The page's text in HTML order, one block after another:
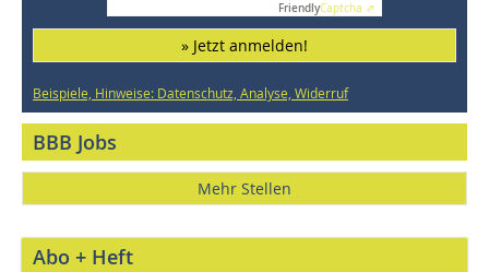
FriendlyCaptcha ⇗
» Jetzt anmelden!
Beispiele, Hinweise: Datenschutz, Analyse, Widerruf
BBB Jobs
Mehr Stellen
Abo + Heft